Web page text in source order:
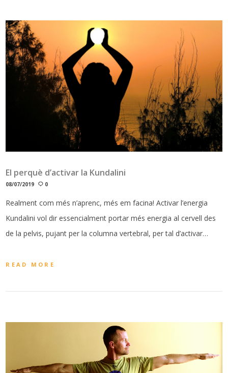
El perquè d’activar la Kundalini
08/07/2019 0
Realment com més n’aprenc, més em facina! Activar l’energia
Kundalini vol dir essencialment portar més energia al cervell des
de la pelvis, pujant per la columna vertebral, per tal d’activar…
READ MORE